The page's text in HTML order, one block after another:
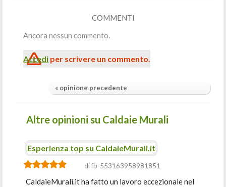
COMMENTI
Ancora nessun commento.
Accedi per scrivere un commento.
« opinione precedente
Altre opinioni su Caldaie Murali
Esperienza top su CaldaieMurali.it
di fb-553163958981851
CaldaieMurali.it ha fatto un lavoro eccezionale nel